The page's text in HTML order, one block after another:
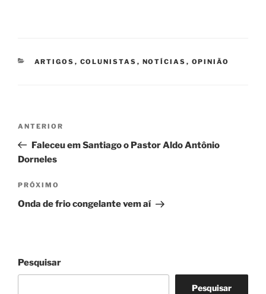
CATEGORIAS
ARTIGOS , COLUNISTAS , NOTÍCIAS , OPINIÃO
Post
Post
anterior
ANTERIOR
Faleceu em Santiago o Pastor Aldo Antônio
Dorneles
Próximo
post
PRÓXIMO
Onda de frio congelante vem aí
Pesquisar
Pesquisar